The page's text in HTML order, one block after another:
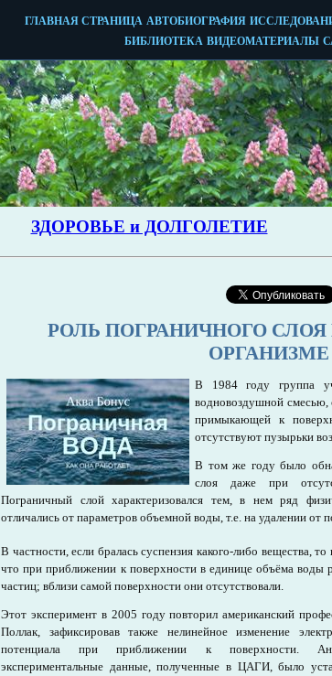
РОЛЬ ПОГРАНИЧНОГО
ОРГАНИЗМЕ
В 1984 году группа
водновоздушной смесью,
примыкающей к
отсутствуют пузырьки
В том же году было
слоя даже при
Пограничный слой характеризовался тем, в нем ряд
отличались от параметров объемной воды, т.е. на удалении от
В частности, если бралась суспензия какого-либо вещества,
что при приближении к поверхности в единице объёма воды
частиц; вблизи самой поверхности они отсутствовали.
Этот эксперимент в 2005 году повторил американский
Поллак, зафиксировав также нелинейное изменение
потенциала при приближении к поверхности.
экспериментальные данные, полученные в ЦАГИ, было